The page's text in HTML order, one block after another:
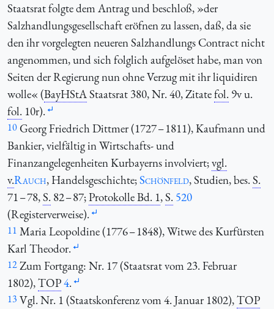
Staatsrat folgte dem Antrag und beschloß, »der
Salzhandlungsgesellschaft eröfnen zu lassen, daß, da sie
den ihr vorgelegten neueren Salzhandlungs Contract nicht
angenommen, und sich folglich aufgelöset habe, man von
Seiten der Regierung nun ohne Verzug mit ihr liquidiren
wolle« (BayHStAStaatsrat 380, Nr. 40, Zitatefol. 9v u.
fol. 10r).
10Georg Friedrich Dittmer (1727 – 1811), Kaufmann und
Bankier, vielfältig in Wirtschafts- und
Finanzangelegenheiten Kurbayerns involviert;vgl.
v.Rauch, Handelsgeschichte;Schönfeld, Studien, bes.S.
71 – 78,S. 82 – 87;Protokolle Bd. 1,S. 520
(Registerverweise).
11 Maria Leopoldine (1776 – 1848), Witwe des Kurfürsten
Karl Theodor.
12Zum Fortgang: Nr. 17 (Staatsrat vom 23. Februar
1802),TOP4.
13 Vgl. Nr. 1 (Staatskonferenz vom 4. Januar 1802),TOP